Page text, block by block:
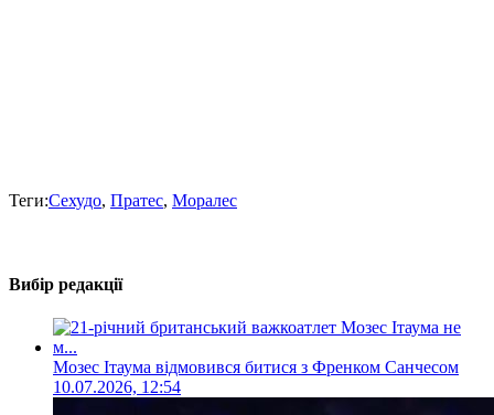
Теги:Сехудо, Пратес, Моралес
Вибір редакції
Мозес Ітаума відмовився битися з Френком Санчесом
10.07.2026, 12:54